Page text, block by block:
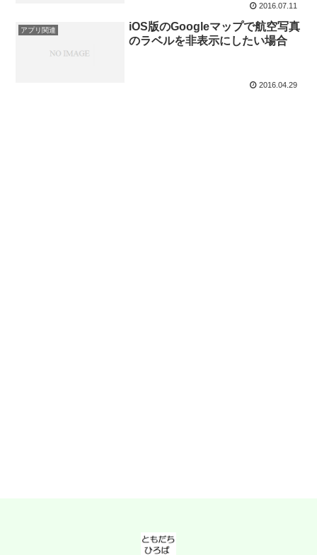
2016.07.11
アプリ関連
iOS版のGoogleマップで航空写真
のラベルを非表示にしたい場合
2016.04.29